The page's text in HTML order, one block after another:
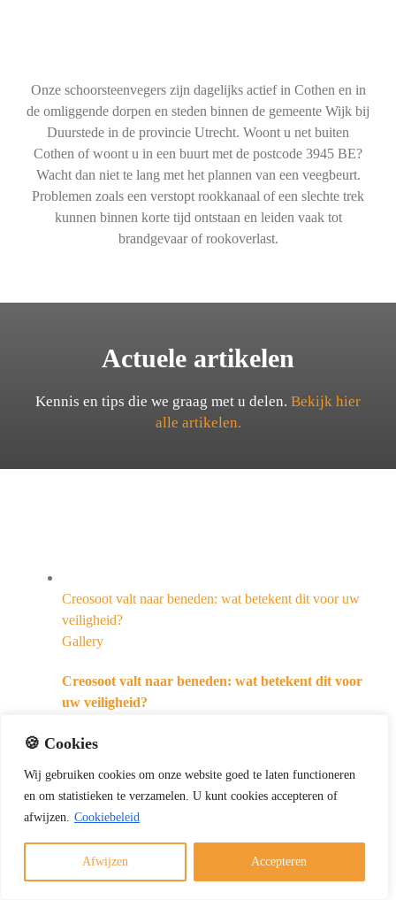
🍪 Cookies
Wij gebruiken cookies om onze website goed te laten functioneren
en om statistieken te verzamelen. U kunt cookies accepteren of
afwijzen. Cookiebeleid
Afwijzen Accepteren
Onze schoorsteenvegers zijn dagelijks actief in Cothen en in
de omliggende dorpen en steden binnen de gemeente Wijk bij
Duurstede in de provincie Utrecht. Woont u net buiten
Cothen of woont u in een buurt met de postcode 3945 BE?
Wacht dan niet te lang met het plannen van een veegbeurt.
Problemen zoals een verstopt rookkanaal of een slechte trek
kunnen binnen korte tijd ontstaan en leiden vaak tot
brandgevaar of rookoverlast.
Actuele artikelen
Kennis en tips die we graag met u delen. Bekijk hier
alle artikelen.
Creosoot valt naar beneden: wat betekent dit voor uw
veiligheid?
Gallery
Creosoot valt naar beneden: wat betekent dit voor
uw veiligheid?
Schoorsteenvegen
Creosoot valt naar beneden: wat betekent
dit voor uw veiligheid?
3 december 2025